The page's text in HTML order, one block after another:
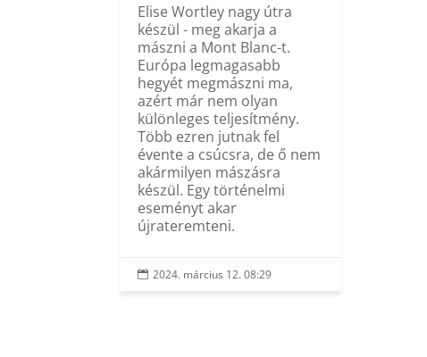
Elise Wortley nagy útra
készül - meg akarja a
mászni a Mont Blanc-t.
Európa legmagasabb
hegyét megmászni ma,
azért már nem olyan
különleges teljesítmény.
Több ezren jutnak fel
évente a csúcsra, de ő nem
akármilyen mászásra
készül. Egy történelmi
eseményt akar
újrateremteni.
 2024. március 12. 08:29